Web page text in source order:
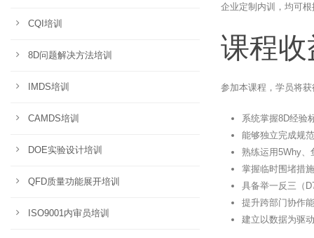
企业定制内训，均可
课程收
参加本课程，学员将
系统掌握8D经验
能够独立完成规
熟练运用5Why
掌握临时围堵措
具备举一反三（
提升跨部门协作
建立以数据为驱
CQI培训
8D问题解决方法培训
IMDS培训
CAMDS培训
DOE实验设计培训
QFD质量功能展开培训
ISO9001内审员培训